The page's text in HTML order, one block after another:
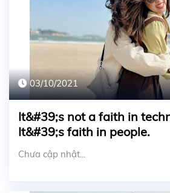
03/10/2021
It&#39;s not a faith in
It&#39;s faith in people.
Chưa cập nhật...